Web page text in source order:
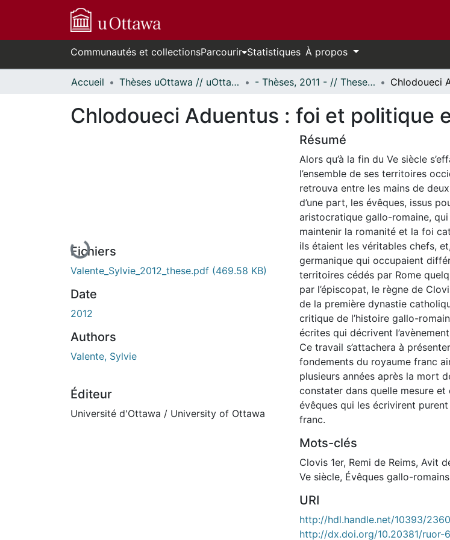
Communautés et collectionsParcourir Statistiques À propos
Accueil Thèses uOttawa // uOttawa Theses - Thèses, 2011 - // Theses, 2011 -
Chlodoueci Aduentus : foi et politique
En cours de chargement...
Fichiers
Valente_Sylvie_2012_these.pdf (469.58 KB)
Date
2012
Authors
Valente, Sylvie
Éditeur
Université d'Ottawa / University of Ottawa
Résumé
Alors qu’à la fin du Ve siècle
l’ensemble de ses territoires
retrouva entre les mains de
d’une part, les évêques, issus
aristocratique gallo-romaine,
maintenir la romanité et la foi
ils étaient les véritables chefs,
germanique qui occupaient
territoires cédés par Rome
par l’épiscopat, le règne de
de la première dynastie
critique de l’histoire gallo-
écrites qui décrivent
Ce travail s’attachera à
fondements du royaume franc
plusieurs années après la mort
constater dans quelle mesure
évêques qui les écrivirent
franc.
Mots-clés
Clovis 1er, Remi de Reims, Avit
Ve siècle, Évêques gallo-romains
URI
http://hdl.handle.net/10393/
http://dx.doi.org/10.20381/ruor-